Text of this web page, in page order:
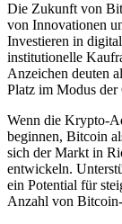
Die Zukunft von
von Innovationen
Investieren in
institutionelle
Anzeichen deuten
Platz im Modus der
Wenn die Krypto-
beginnen, Bitcoin
sich der Markt in
entwickeln.
ein Potential für
Anzahl von